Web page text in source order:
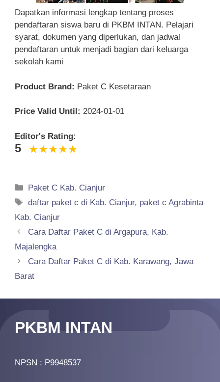
Dapatkan informasi lengkap tentang proses
pendaftaran siswa baru di PKBM INTAN. Pelajari
syarat, dokumen yang diperlukan, dan jadwal
pendaftaran untuk menjadi bagian dari keluarga
sekolah kami
Product Brand: Paket C Kesetaraan
Price Valid Until: 2024-01-01
Editor's Rating:
5
Categories
Paket C Kab. Cianjur
Tags
daftar paket c di Kab. Cianjur, paket c Agrabinta
Kab. Cianjur
Cara Daftar Paket C di Argapura, Kab.
Majalengka
Cara Daftar Paket C di Kab. Karawang, Jawa
Barat
PKBM INTAN
NPSN : P9948537